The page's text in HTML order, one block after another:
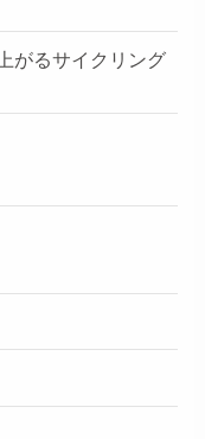
がるサイクリング